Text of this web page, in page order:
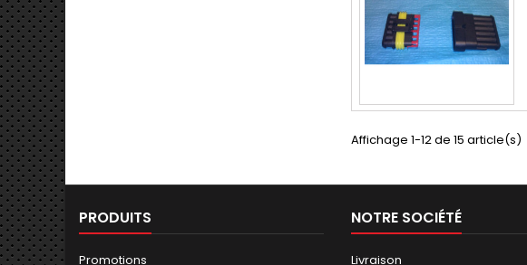
Affichage 1-12 de 15 article(s)
PRODUITS
Promotions
NOTRE SOCIÉTÉ
Livraison